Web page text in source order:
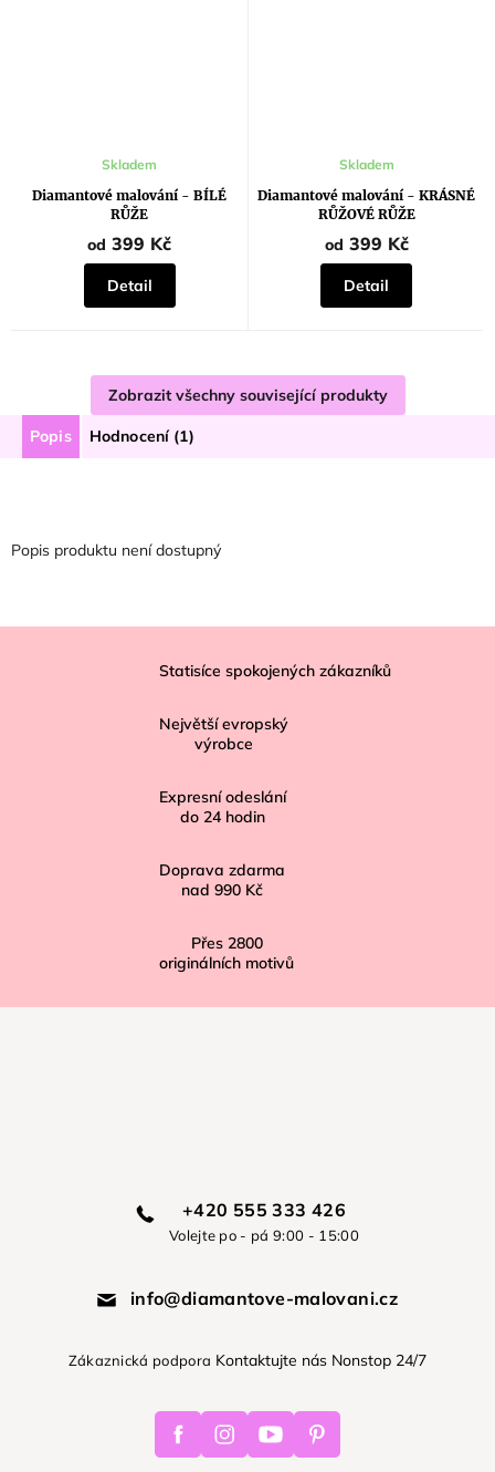
Diamantové malování - BÍLÉ
RŮŽE
Průměrné
produktu
je
5,0
z
5
hvězdiček.
Skladem
od 399 Kč
Detail
Diamantové malování - KRÁSNÉ
RŮŽOVÉ RŮŽE
Skladem
od 399 Kč
Detail
Zobrazit všechny související produkty
Popis Hodnocení (1)
Popis produktu není dostupný
Statisíce spokojených zákazníků
Největší evropský
výrobce
Expresní odeslání
do 24 hodin
Doprava zdarma
nad 990 Kč
Přes 2800
originálních motivů
+420 555 333 426
Volejte po - pá 9:00 - 15:00
info@diamantove-malovani.cz
Zákaznická podpora Kontaktujte nás Nonstop 24/7
FacebookInstagramYoutube Pinterest